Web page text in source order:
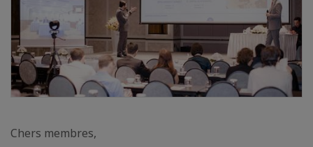
Chers membres,